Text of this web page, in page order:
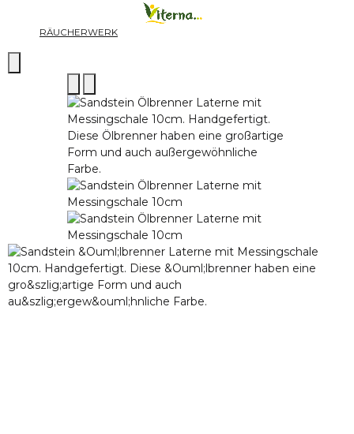
RÄUCHERWERK